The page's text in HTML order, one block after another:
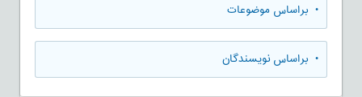
• براساس موضوعات
• براساس نویسندگان